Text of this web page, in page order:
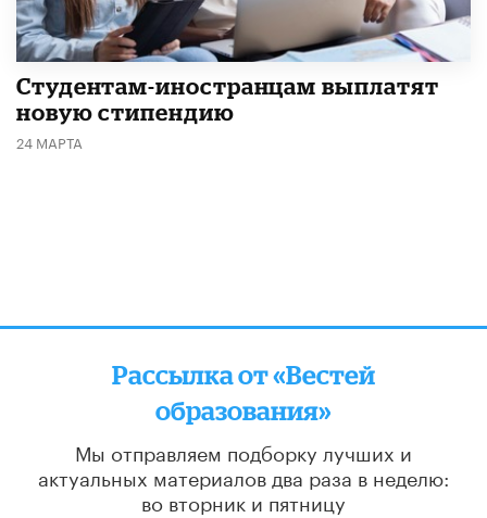
Студентам-иностранцам выплатят
новую стипендию
24 МАРТА
Рассылка от «Вестей
образования»
Мы отправляем подборку лучших и
актуальных материалов два раза в неделю:
во вторник и пятницу